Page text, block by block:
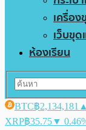
เครื่อง
เว็บขุ
ห้องเรียน
BTC฿2,134,181
XRP฿35.75▼